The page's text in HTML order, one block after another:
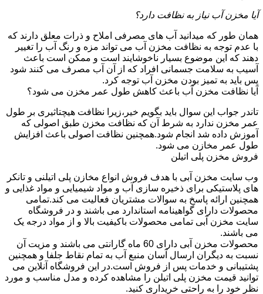
آیا مخزن آب نیاز به نظافت دارد؟
همان طور که میدانید آب های مصرفی املاح و ذرات معلق دارند که
با عدم توجه به نظافت مخزن آب می تواند مزه و رنگ آب را تغییر
دهند که این موضوع بسیار ناخوشایند است و ممکن است باعث
آسیب به سلامت جسمانی افراد که از آن آب مصرف می کنند شود
پس باید به تمیز بودن مخزن آب توجه کرد.
آیا نظافت مخزن آب باعث کاهش طول عمر مخزن می شود؟
تاندر جواب این سوال باید بگویم خیر،زیرا نظافت هیچتاثیری بر طول
عمر مخزن ندارد به شرط آن که نظافت مخزن طبق اصولی که
آموزش داده شد انجام شود.همچنین نظافت اصولی باعث افزایش
طول عمر مخازن می شود.
فروش مخزن پلی اتیلن
وب سایت مخزن آبی با هدف فروش انواع مخازن پلی اتیلنی و تانکر
های پلاستیکی برای ذخیره سازی آب و مواد شیمیایی و مواد غذایی و
همچنین ارائه پاسخ به سوالات مشتریان فعالیت می کند.تمامی
محصولات دارای گواهینامه استاندارد می باشند و در فروشگاه
سایت مخزن آبی تمامی محصولات باکیفیت بالا و از مواد درجه یک
می باشند.
محصولات مخزن آبی دارای 60 ماه گارانتی می باشند و مزیت آن
نسبت به دیگران ارسال آسان منبع آب به تمام نقاط جلفا و همچنین
پشتیبانی و خدمات پس از فروش است.در این فروشگاه آنلاین می
توانید قیمت مخزن پلی اتیلن را مشاهده کرده و مدل مناسب و مورد
نظر خود را به راحتی خریداری کنید.